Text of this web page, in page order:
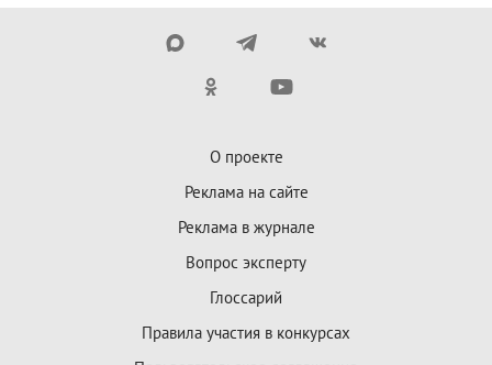
О проекте
Реклама на сайте
Реклама в журнале
Вопрос эксперту
Глоссарий
Правила участия в конкурсах